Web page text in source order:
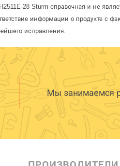
28 Sturm справочная и не
информации о продукте с
исправления.
Мы занимаемся